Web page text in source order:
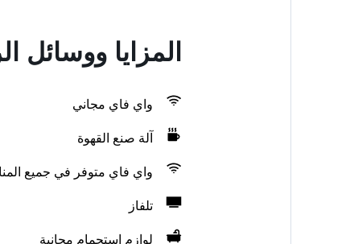
المزايا ووسائل
واي فاي مجاني
آلة صنع القهوة
واي فاي متوفر في جميع
تلفاز
لوازم استحمام مجانية